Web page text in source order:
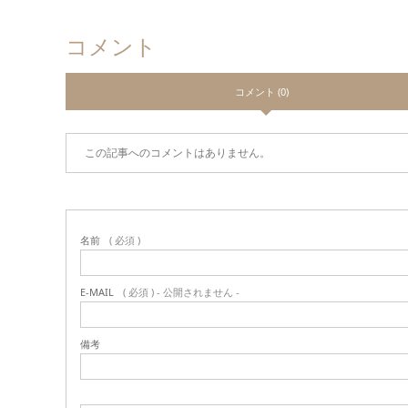
コメント
コメント (0)
この記事へのコメントはありません。
名前 ( 必須 )
E-MAIL ( 必須 ) - 公開されません -
備考